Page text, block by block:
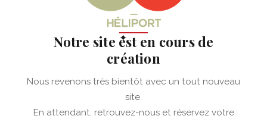
✦
Notre site est en cours de
création
Nous revenons très bientôt avec un tout nouveau
site.
En attendant, retrouvez-nous et réservez votre